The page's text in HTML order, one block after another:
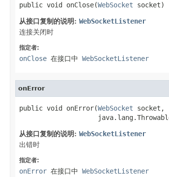
public void onClose(WebSocket socket)
从接口复制的说明: WebSocketListener
连接关闭时
指定者:
onClose 在接口中 WebSocketListener
onError
public void onError(WebSocket socket,
从接口复制的说明: WebSocketListener
出错时
指定者:
onError 在接口中 WebSocketListener